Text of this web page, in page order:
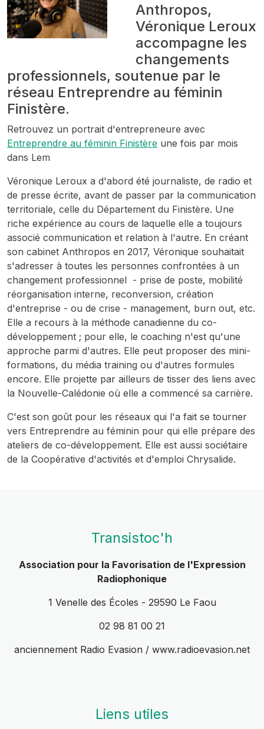
Anthropos,
Véronique Leroux
accompagne les
changements
professionnels, soutenue par le
réseau Entreprendre au féminin
Finistère.
Retrouvez un portrait d'entrepreneure avec
Entreprendre au féminin Finistère une fois par mois
dans Lem
Véronique Leroux a d'abord été journaliste, de radio et
de presse écrite, avant de passer par la communication
territoriale, celle du Département du Finistère. Une
riche expérience au cours de laquelle elle a toujours
associé communication et relation à l'autre. En créant
son cabinet Anthropos en 2017, Véronique souhaitait
s'adresser à toutes les personnes confrontées à un
changement professionnel - prise de poste, mobilité
réorganisation interne, reconversion, création
d'entreprise - ou de crise - management, burn out, etc.
Elle a recours à la méthode canadienne du co-
développement ; pour elle, le coaching n'est qu'une
approche parmi d'autres. Elle peut proposer des mini-
formations, du média training ou d'autres formules
encore. Elle projette par ailleurs de tisser des liens avec
la Nouvelle-Calédonie où elle a commencé sa carrière.
C'est son goût pour les réseaux qui l'a fait se tourner
vers Entreprendre au féminin pour qui elle prépare des
ateliers de co-développement. Elle est aussi sociétaire
de la Coopérative d'activités et d'emploi Chrysalide.
Transistoc'h
Association pour la Favorisation de l'Expression
Radiophonique
1 Venelle des Écoles - 29590 Le Faou
02 98 81 00 21
anciennement Radio Evasion / www.radioevasion.net
Liens utiles